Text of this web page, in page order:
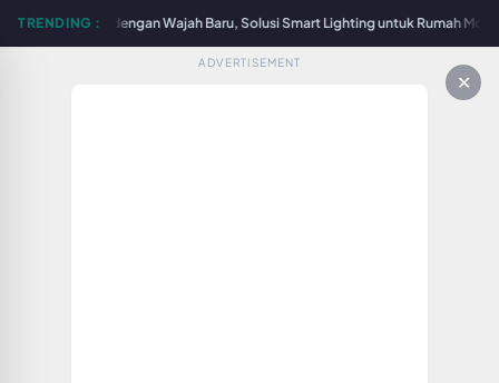
TRENDING :
Hadir dengan Wajah Baru, Solusi Smart Lighting untuk Rumah Modern
✕
ADVERTISEMENT